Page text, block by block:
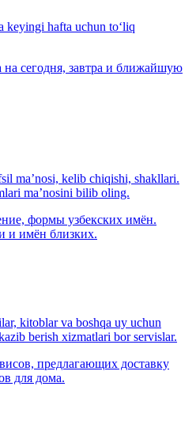
hafta uchun to‘liq
сегодня, завтра и ближайшую
ma’nosi, kelib chiqishi, shakllari.
ma’nosini bilib oling.
формы узбекских имён.
и имён близких.
kitoblar va boshqa uy uchun
berish xizmatlari bor servislar.
предлагающих доставку
для дома.